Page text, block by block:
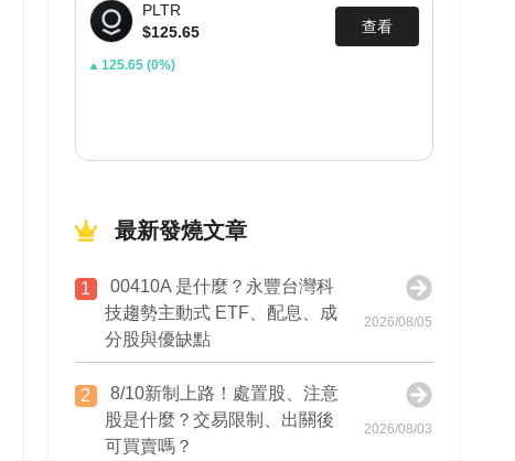
PLTR
$125.65
查看
125.65 (0%)
最新發燒文章
1
00410A 是什麼？永豐台灣科
技趨勢主動式 ETF、配息、成
分股與優缺點
2026/08/05
2
8/10新制上路！處置股、注意
股是什麼？交易限制、出關後
可買賣嗎？
2026/08/03